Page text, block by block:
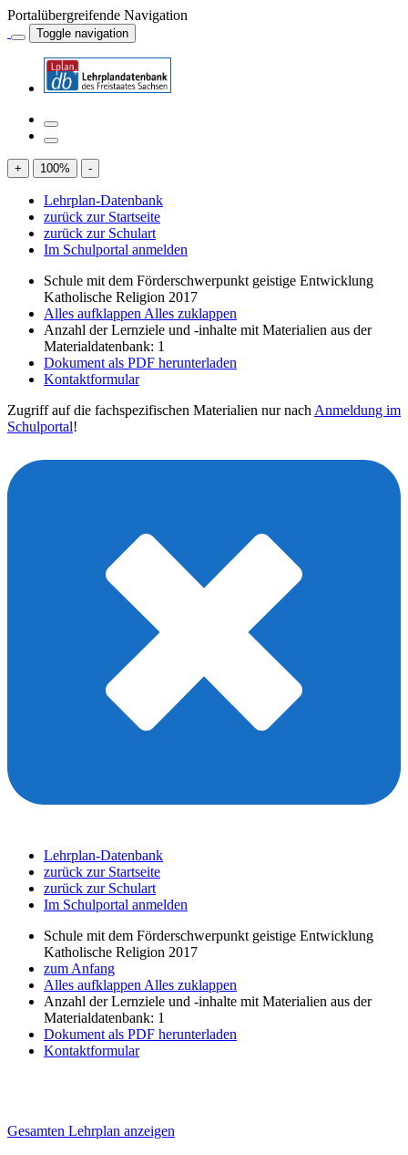
Portalübergreifende Navigation
Toggle navigation
+ 100% -
Lehrplan-Datenbank
zurück zur Startseite
zurück zur Schulart
Im Schulportal anmelden
Schule mit dem Förderschwerpunkt geistige Entwicklung
Katholische Religion 2017
Alles aufklappen Alles zuklappen
Anzahl der Lernziele und -inhalte mit Materialien aus der
Materialdatenbank: 1
Dokument als PDF herunterladen
Kontaktformular
Zugriff auf die fachspezifischen Materialien nur nach Anmeldung im
Schulportal!
Lehrplan-Datenbank
zurück zur Startseite
zurück zur Schulart
Im Schulportal anmelden
Schule mit dem Förderschwerpunkt geistige Entwicklung
Katholische Religion 2017
zum Anfang
Alles aufklappen Alles zuklappen
Anzahl der Lernziele und -inhalte mit Materialien aus der
Materialdatenbank: 1
Dokument als PDF herunterladen
Kontaktformular
Gesamten Lehrplan anzeigen